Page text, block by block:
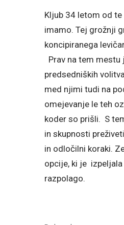
Kljub 34 letom od
imamo. Tej grožnji
koncipiranega
Prav na tem
predsedniških
med njimi tudi na
omejevanje le teh
koder so prišli. S
in skupnosti
in odločilni koraki.
opcije, ki je
razpolago.